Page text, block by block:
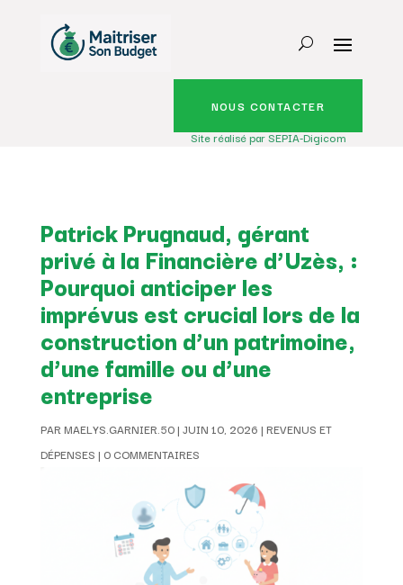
NOUS CONTACTER
Site réalisé par SEPIA-Digicom
Patrick Prugnaud, gérant
privé à la Financière d’Uzès, :
Pourquoi anticiper les
imprévus est crucial lors de la
construction d’un patrimoine,
d’une famille ou d’une
entreprise
PARMAELYS.GARNIER.50| JUIN 10, 2026 | REVENUS ET
DÉPENSES | 0 COMMENTAIRES